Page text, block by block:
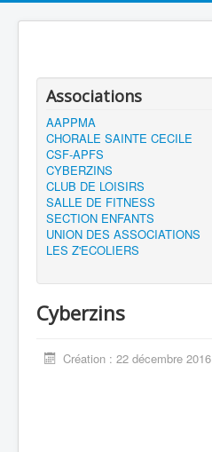
Associations
AAPPMA
CHORALE SAINTE CECILE
CSF-APFS
CYBERZINS
CLUB DE LOISIRS
SALLE DE FITNESS
SECTION ENFANTS
UNION DES ASSOCIATIONS
LES Z'ECOLIERS
Cyberzins
Création : 22 décembre 2016